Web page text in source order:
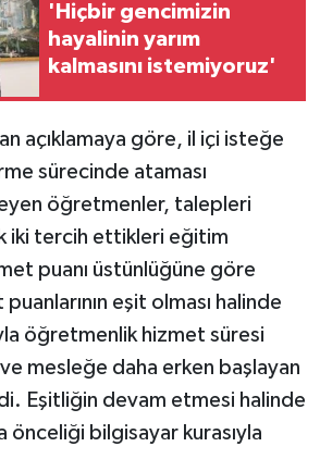
'Hiçbir gencimizin
hayalinin yarım
kalmasını istemiyoruz'
açıklamaya göre, il içi isteğe
sürecinde ataması
öğretmenler, talepleri
iki tercih ettikleri eğitim
puanı üstünlüğüne göre
eşit olması halinde
öğretmenlik hizmet süresi
mesleğe daha erken başlayan
Eşitliğin devam etmesi halinde
önceliği bilgisayar kurasıyla